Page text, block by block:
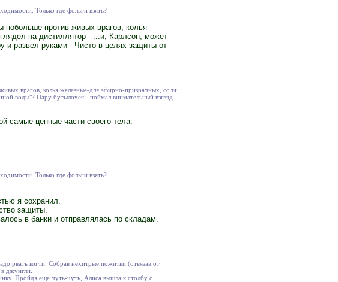
Только где фольги взять?
против живых врагов, колья
на дистиллятор - ...и, Карлсон, может
и развел руками - Чисто в целях защиты от
врагов, колья железные-для эфирно-призрачных, соли
воды"? Пару бутылочек - поймал внимательный взгляд
самые ценные части своего тела.
Только где фольги взять?
я сохранил.
защиты.
в банки и отправлялась по складам.
рвать когти. Собрав нехитрые пожитки (отвязав от
джунгли.
Пройдя еще чуть-чуть, Алиса вышла к столбу с